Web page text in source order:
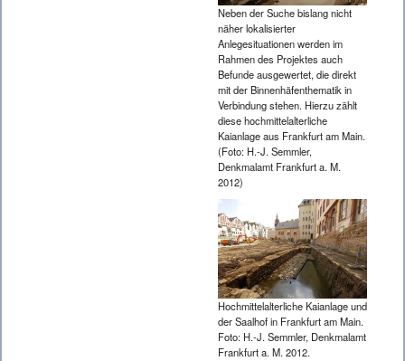
Neben der Suche bislang nicht
näher lokalisierter
Anlegesituationen werden im
Rahmen des Projektes auch
Befunde ausgewertet, die direkt
mit der Binnenhäfenthematik in
Verbindung stehen. Hierzu zählt
diese hochmittelalterliche
Kaianlage aus Frankfurt am Main.
(Foto: H.-J. Semmler,
Denkmalamt Frankfurt a. M.
2012)
Hochmittelalterliche Kaianlage und
der Saalhof in Frankfurt am Main.
Foto: H.-J. Semmler, Denkmalamt
Frankfurt a. M. 2012.